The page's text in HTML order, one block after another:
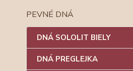
PEVNÉ DNÁ
DNÁ SOLOLIT BIELY
DNÁ PREGLEJKA